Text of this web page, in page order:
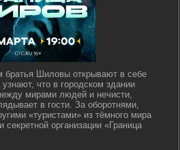
братья Шиловы открывают в себе
что в городском здании
мирами людей и нечисти,
в гости. За оборотнями,
«туристами» из тёмного мира
секретной организации «Граница